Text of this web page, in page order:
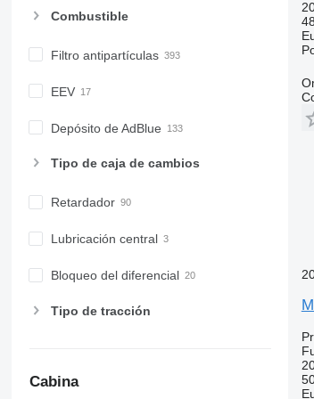
Combustible
Filtro antipartículas
EEV
Depósito de AdBlue
Tipo de caja de cambios
Retardador
Lubricación central
Bloqueo del diferencial
Tipo de tracción
Cabina